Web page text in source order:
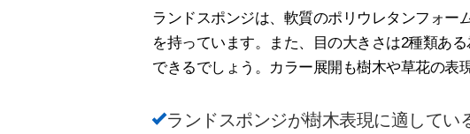
ランドスポンジは、軟質のポリウレタンフォー
を持っています。また、目の大きさは2種類あ
できるでしょう。カラー展開も樹木や草花の表
ランドスポンジが樹木表現に適してい